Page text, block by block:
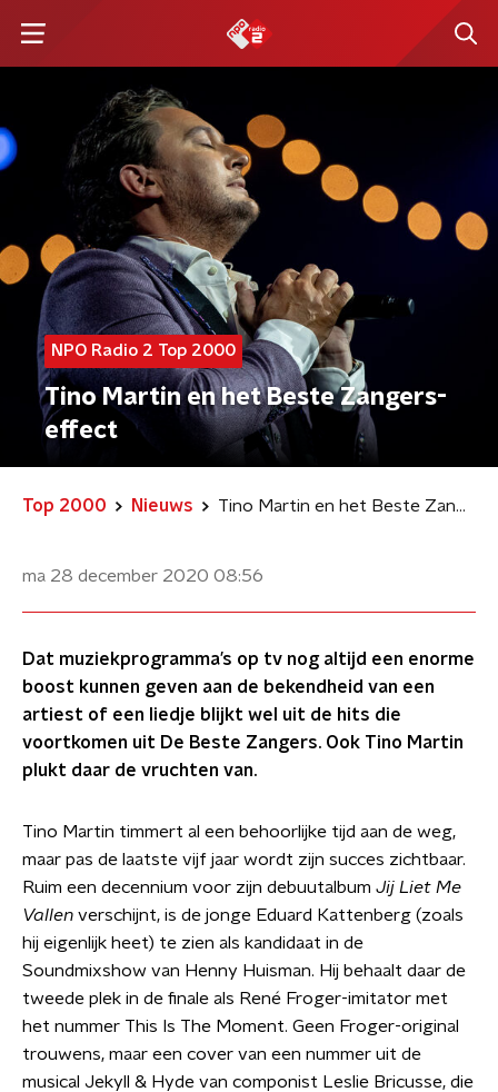
NPO Radio 2 Top 2000
Tino Martin en het Beste Zangers-
effect
Top 2000 Nieuws Tino Martin en het Beste Zangers-effect
ma 28 december 2020 08:56
Dat muziekprogramma’s op tv nog altijd een enorme
boost kunnen geven aan de bekendheid van een
artiest of een liedje blijkt wel uit de hits die
voortkomen uit De Beste Zangers. Ook Tino Martin
plukt daar de vruchten van.
Tino Martin timmert al een behoorlijke tijd aan de weg,
maar pas de laatste vijf jaar wordt zijn succes zichtbaar.
Ruim een decennium voor zijn debuutalbum Jij Liet Me
Vallen verschijnt, is de jonge Eduard Kattenberg (zoals
hij eigenlijk heet) te zien als kandidaat in de
Soundmixshow van Henny Huisman. Hij behaalt daar de
tweede plek in de finale als René Froger-imitator met
het nummer This Is The Moment. Geen Froger-original
trouwens, maar een cover van een nummer uit de
musical Jekyll & Hyde van componist Leslie Bricusse, die